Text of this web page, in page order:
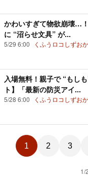
かわいすぎて物欲崩壊…
に “沼らせ文具” が...
5/29 6:00 くふうロコしずお
入場無料！親子で “もし
ト】「最新の防災アイ...
5/28 6:00 くふうロコしずお
1 2 3
1/